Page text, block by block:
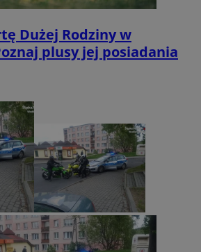
Dużej Rodziny w
plusy jej posiadania